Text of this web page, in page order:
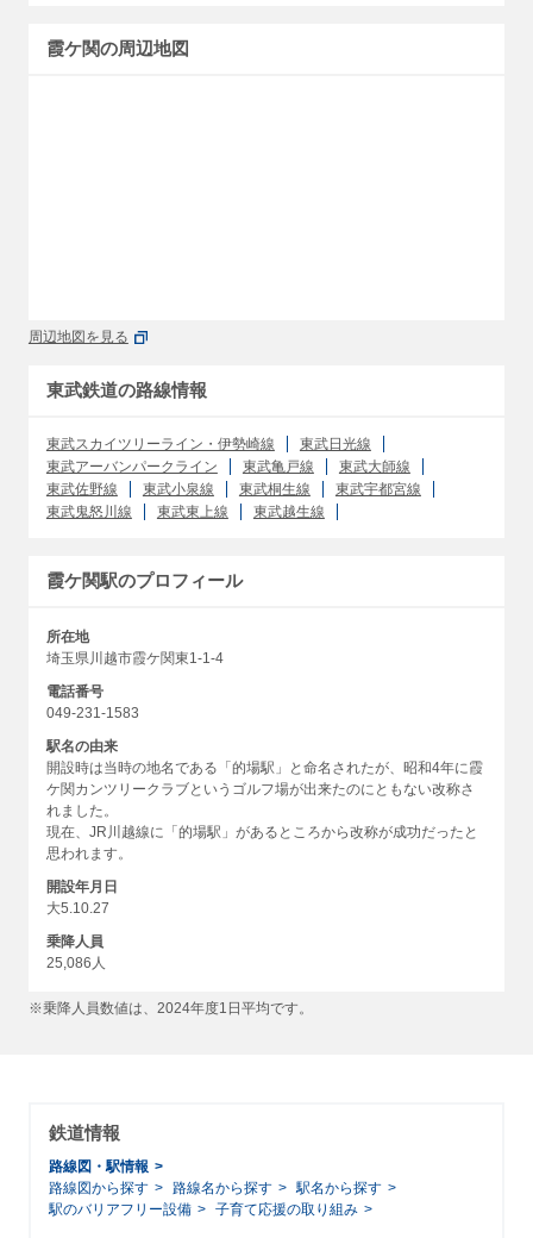
霞ケ関の周辺地図
周辺地図を見る
東武鉄道の路線情報
東武スカイツリーライン・伊勢崎線
東武日光線
東武アーバンパークライン
東武亀戸線
東武大師線
東武佐野線
東武小泉線 東武桐生線
東武宇都宮線
東武鬼怒川線
東武東上線 東武越生線
霞ケ関駅のプロフィール
所在地
埼玉県川越市霞ケ関東1-1-4
電話番号
049-231-1583
駅名の由来
開設時は当時の地名である「的場駅」と命名されたが、昭和4年に霞
ケ関カンツリークラブというゴルフ場が出来たのにともない改称さ
れました。
現在、JR川越線に「的場駅」があるところから改称が成功だったと
思われます。
開設年月日
大5.10.27
乗降人員
25,086人
※乗降人員数値は、2024年度1日平均です。
鉄道情報
路線図・駅情報
路線図から探す
路線名から探す
駅名から探す
駅のバリアフリー設備
子育て応援の取り組み